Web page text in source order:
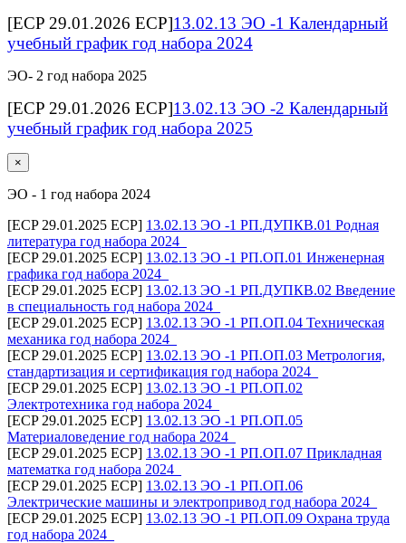
[ECP 29.01.2026 ECP]13.02.13 ЭО -1 Календарный
учебный график год набора 2024
ЭО- 2 год набора 2025
[ECP 29.01.2026 ECP]13.02.13 ЭО -2 Календарный
учебный график год набора 2025
×
ЭО - 1 год набора 2024
[ECP 29.01.2025 ECP] 13.02.13 ЭО -1 РП.ДУПКВ.01 Родная
литература год набора 2024_
[ECP 29.01.2025 ECP] 13.02.13 ЭО -1 РП.ОП.01 Инженерная
графика год набора 2024_
[ECP 29.01.2025 ECP] 13.02.13 ЭО -1 РП.ДУПКВ.02 Введение
в специальность год набора 2024_
[ECP 29.01.2025 ECP] 13.02.13 ЭО -1 РП.ОП.04 Техническая
механика год набора 2024_
[ECP 29.01.2025 ECP] 13.02.13 ЭО -1 РП.ОП.03 Метрология,
стандартизация и сертификация год набора 2024_
[ECP 29.01.2025 ECP] 13.02.13 ЭО -1 РП.ОП.02
Электротехника год набора 2024_
[ECP 29.01.2025 ECP] 13.02.13 ЭО -1 РП.ОП.05
Материаловедение год набора 2024_
[ECP 29.01.2025 ECP] 13.02.13 ЭО -1 РП.ОП.07 Прикладная
математка год набора 2024_
[ECP 29.01.2025 ECP] 13.02.13 ЭО -1 РП.ОП.06
Электрические машины и электропривод год набора 2024_
[ECP 29.01.2025 ECP] 13.02.13 ЭО -1 РП.ОП.09 Охрана труда
год набора 2024_